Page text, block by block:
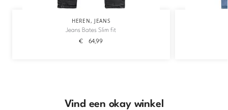
HEREN, JEANS
Jeans Bates Slim fit
€ 64,99
Vind een okay winkel